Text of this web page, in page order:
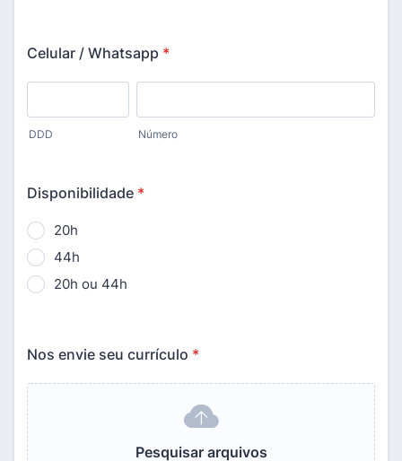
Celular / Whatsapp *
DDD Número
Disponibilidade *
20h
44h
20h ou 44h
Nos envie seu currículo *
Pesquisar arquivos